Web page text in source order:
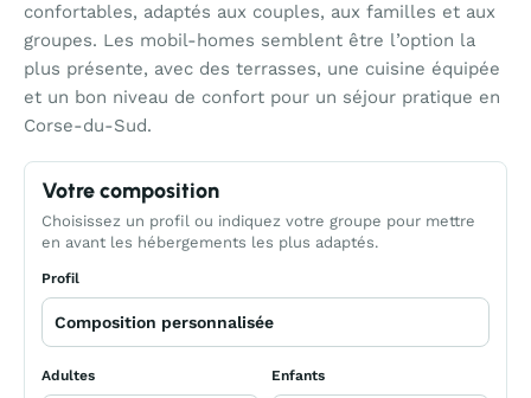
confortables, adaptés aux couples, aux familles et aux
groupes. Les mobil-homes semblent être l’option la
plus présente, avec des terrasses, une cuisine équipée
et un bon niveau de confort pour un séjour pratique en
Corse-du-Sud.
Votre composition
Choisissez un profil ou indiquez votre groupe pour mettre
en avant les hébergements les plus adaptés.
Profil
Adultes Enfants